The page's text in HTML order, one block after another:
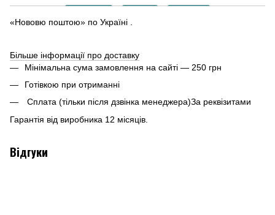
«Нововю поштою» по Україні .
Більше інформації про доставку
Мінімальна сума замовлення на сайті — 250 грн
Готівкою при отриманні
Сплата (тільки після дзвінка менеджера)За реквізитами
Гарантія від виробника 12 місяців.
Відгуки